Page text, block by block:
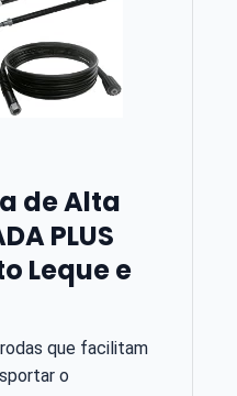
de Alta
PLUS
Leque e
que facilitam
o